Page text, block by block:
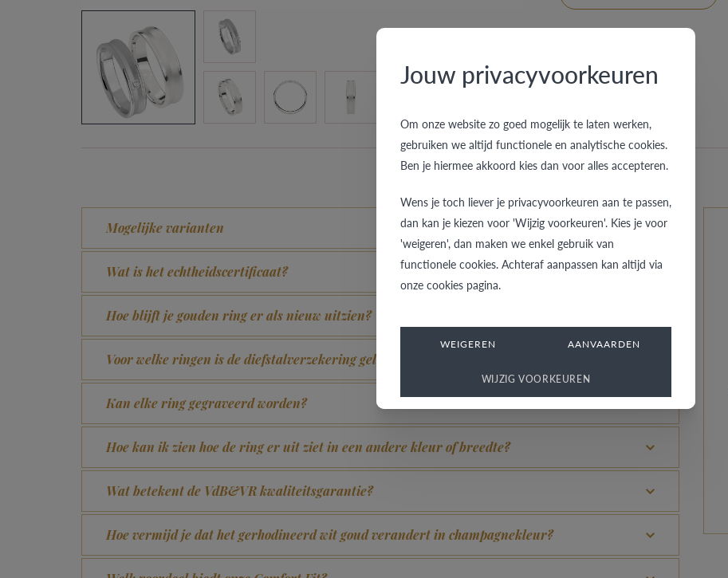
Mogelijke varianten
Wat is het echtheidscertificaat?
Hoe blijft je gouden ring er als nieuw uitzien?
Voor welke ringen is de diefstalverzekering geldig?
Kan elke ring gegraveerd worden?
Hoe kan ik zien hoe de ring er uit ziet in een andere kleur of breedte?
Wat betekent de VdB&VR kwaliteitsgarantie?
Hoe vermijd je dat het gerhodineerd wit goud verandert in champagnekleur?
Jouw privacyvoorkeuren
Om onze website zo goed mogelijk te laten werken,
gebruiken we altijd functionele en analytische cookies.
Ben je hiermee akkoord kies dan voor alles accepteren.
Wens je toch liever je privacyvoorkeuren aan te passen,
dan kan je kiezen voor 'Wijzig voorkeuren'. Kies je voor
'weigeren', dan maken we enkel gebruik van
functionele cookies. Achteraf aanpassen kan altijd via
onze cookies pagina.
WEIGEREN AANVAARDEN
WIJZIG VOORKEUREN